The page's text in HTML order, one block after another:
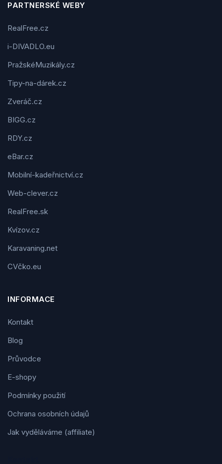
PARTNERSKÉ WEBY
RealFree.cz
i-DIVADLO.eu
PražskéMuzikály.cz
Tipy-na-dárek.cz
Zveráč.cz
BIGG.cz
RDY.cz
eBar.cz
Mobilní-kadeřnictví.cz
Web-clever.cz
RealFree.sk
Kvízov.cz
Karavaning.net
CVčko.eu
INFORMACE
Kontakt
Blog
Průvodce
E-shopy
Podmínky použití
Ochrana osobních údajů
Jak vyděláváme (affiliate)